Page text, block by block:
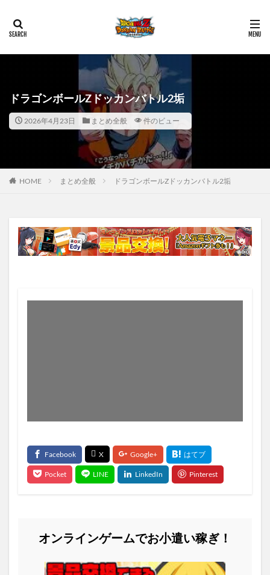
ドラゴンボールZドッカンバトル2垢
2026年4月23日 まとめ全般 件のビュー
HOME まとめ全般 ドラゴンボールZドッカンバトル2垢
オンラインゲームでお小遣い稼ぎ！